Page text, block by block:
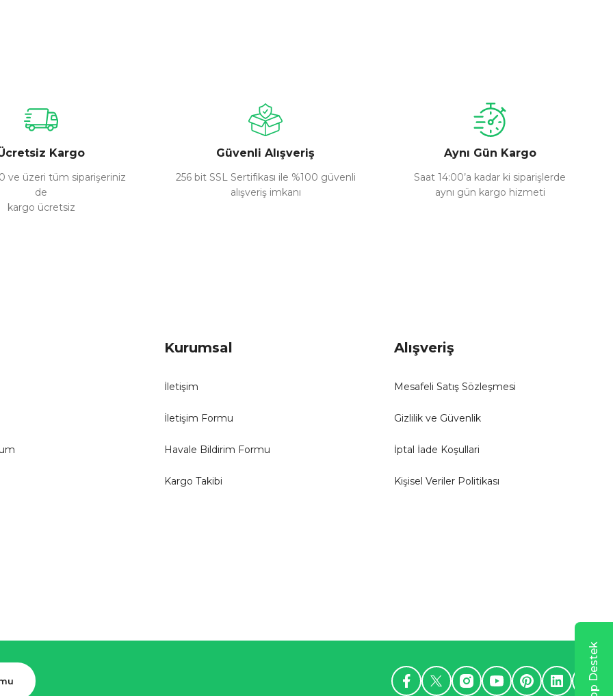
Kargo
ve üzeri tüm siparişeriniz
de
kargo ücretsiz
Güvenli Alışveriş
256 bit SSL Sertifikası ile %100 güvenli
alışveriş imkanı
Aynı Gün Kargo
Saat 14:00’a kadar ki siparişlerde
aynı gün kargo hizmeti
Kurumsal
İletişim
İletişim Formu
Havale Bildirim Formu
Kargo Takibi
Alışveriş
Mesafeli Satış Sözleşmesi
Gizlilik ve Güvenlik
İptal İade Koşullari
Kişisel Veriler Politikası